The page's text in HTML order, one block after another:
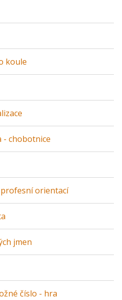
koule
- chobotnice
orientací
jmen
číslo - hra